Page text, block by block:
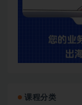
课程分类